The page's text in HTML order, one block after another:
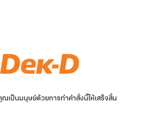
เป็นมนุษย์ด้วยการทำคำสั่งนี้ให้เสร็จสิ้น